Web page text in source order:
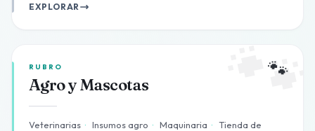
EXPLORAR
🐾
RUBRO
Agro y Mascotas
Veterinarias · Insumos agro · Maquinaria · Tienda de